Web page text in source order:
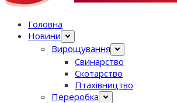
Головна
Новини
Вирощування
Свинарство
Скотарство
Птахівництво
Переробка